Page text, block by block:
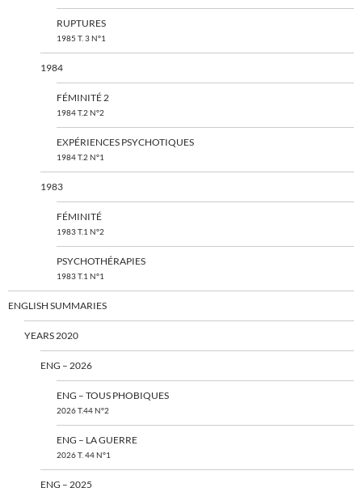
RUPTURES
1985 T. 3 N°1
1984
FÉMINITÉ 2
1984 T.2 N°2
EXPÉRIENCES PSYCHOTIQUES
1984 T.2 N°1
1983
FÉMINITÉ
1983 T.1 N°2
PSYCHOTHÉRAPIES
1983 T.1 N°1
ENGLISH SUMMARIES
YEARS 2020
ENG – 2026
ENG – TOUS PHOBIQUES
2026 T.44 N°2
ENG – LA GUERRE
2026 T. 44 N°1
ENG – 2025